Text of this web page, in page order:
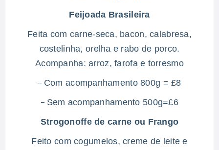
Feijoada Brasileira
Feita com carne-seca, bacon, calabresa,
costelinha, orelha e rabo de porco.
Acompanha: arroz, farofa e torresmo
– Com acompanhamento 800g = £8
– Sem acompanhamento 500g=£6
Strogonoffe de carne ou Frango
Feito com cogumelos, creme de leite e